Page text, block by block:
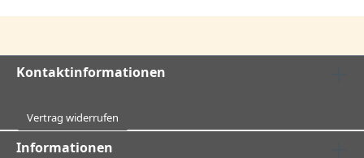
Kontaktinformationen
Vertrag widerrufen
Informationen